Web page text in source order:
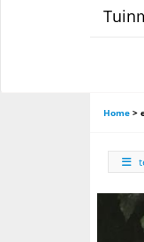
Home >